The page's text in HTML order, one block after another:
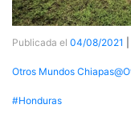
Publicada el 04/08/2021
Otros Mundos
#Honduras